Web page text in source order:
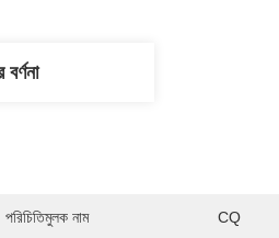
পরিচিতিমুলক নাম CQ